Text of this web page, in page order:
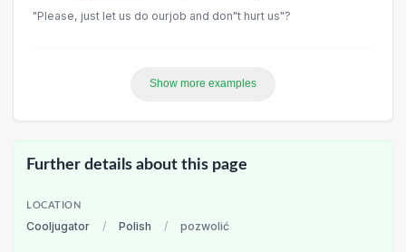
"Please, just let us do ourjob and don"t hurt us"?
Show more examples
Further details about this page
LOCATION
Cooljugator / Polish / pozwolić